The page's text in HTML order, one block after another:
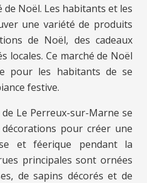
Noël. Les habitants et les
une variété de produits
de Noël, des cadeaux
locales. Ce marché de Noël
pour les habitants de se
festive.
Le Perreux-sur-Marne se
pour créer une
et féerique pendant la
principales sont ornées
de sapins décorés et de